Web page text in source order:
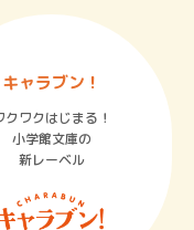
キャラブン！
クワクはじまる！
小学館文庫の
新レーベル